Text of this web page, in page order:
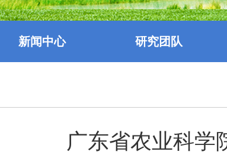
新闻中心 研究团队
广东省农业科学